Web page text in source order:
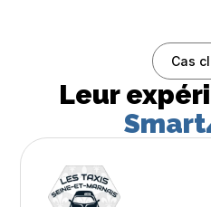
Cas
Leur